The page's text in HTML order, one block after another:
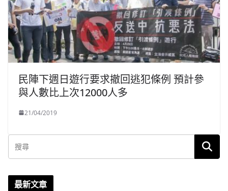
民陣下週日遊行要求撤回逃犯條例 預計參
與人數比上次12000人多
21/04/2019
最新文章